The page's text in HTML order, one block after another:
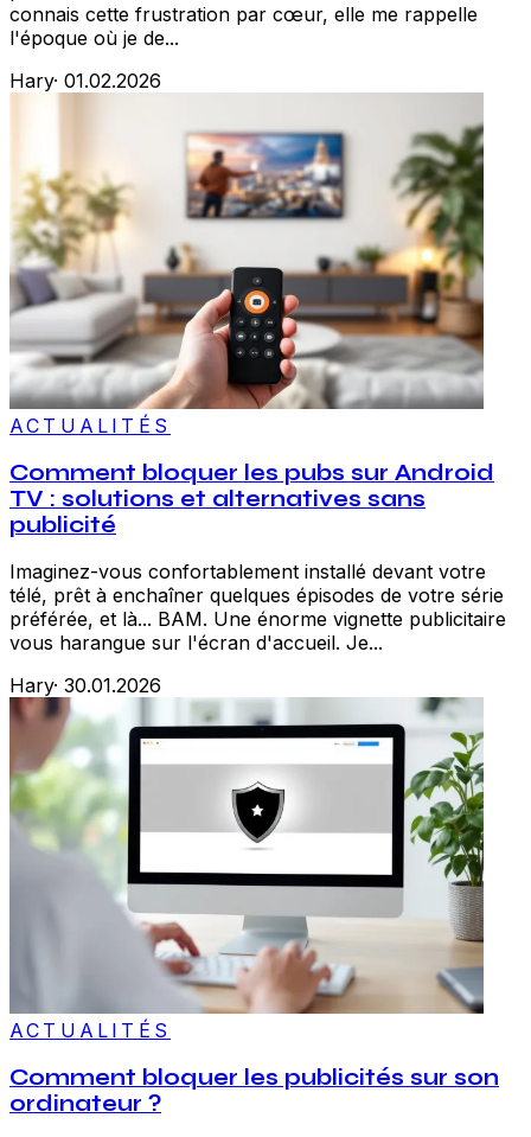
connais cette frustration par cœur, elle me rappelle
l'époque où je de...
Hary· 01.02.2026
ACTUALITÉS
Comment bloquer les pubs sur Android
TV : solutions et alternatives sans
publicité
Imaginez-vous confortablement installé devant votre
télé, prêt à enchaîner quelques épisodes de votre série
préférée, et là... BAM. Une énorme vignette publicitaire
vous harangue sur l'écran d'accueil. Je...
Hary· 30.01.2026
ACTUALITÉS
Comment bloquer les publicités sur son
ordinateur ?